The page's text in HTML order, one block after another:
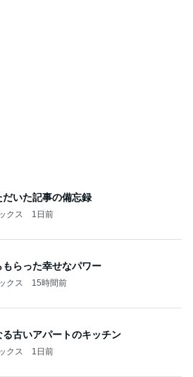
だいた記事の備忘録
クス 1日前
もらった幸せなパワー
クス 15時間前
る古いアパートのキッチン
クス 1日前